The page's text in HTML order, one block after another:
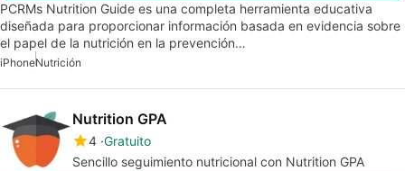
PCRMs Nutrition Guide es una completa herramienta educativa
diseñada para proporcionar información basada en evidencia sobre
el papel de la nutrición en la prevención…
iPhoneNutrición
Nutrition GPA
4 Gratuito
Sencillo seguimiento nutricional con Nutrition GPA